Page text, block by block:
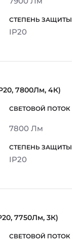
IP20
7800Лм, 4К)
7800 Лм
IP20
7750Лм, 3К)